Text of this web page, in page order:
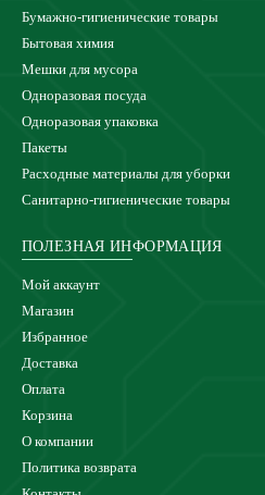
Бумажно-гигиенические товары
Бытовая химия
Мешки для мусора
Одноразовая посуда
Одноразовая упаковка
Пакеты
Расходные материалы для уборки
Санитарно-гигиенические товары
ПОЛЕЗНАЯ ИНФОРМАЦИЯ
Мой аккаунт
Магазин
Избранное
Доставка
Оплата
Корзина
О компании
Политика возврата